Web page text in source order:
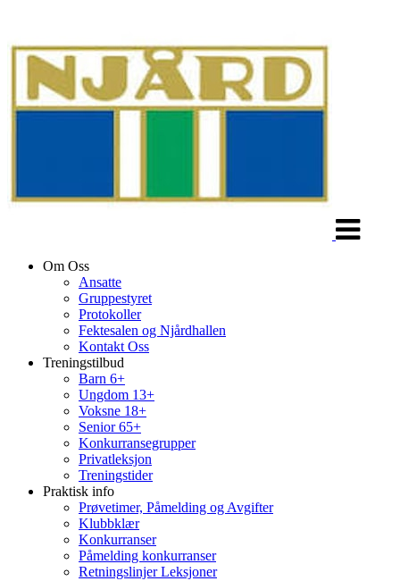
Om Oss
Ansatte
Gruppestyret
Protokoller
Fektesalen og Njårdhallen
Kontakt Oss
Treningstilbud
Barn 6+
Ungdom 13+
Voksne 18+
Senior 65+
Konkurransegrupper
Privatleksjon
Treningstider
Praktisk info
Prøvetimer, Påmelding og Avgifter
Klubbklær
Konkurranser
Påmelding konkurranser
Retningslinjer Leksjoner